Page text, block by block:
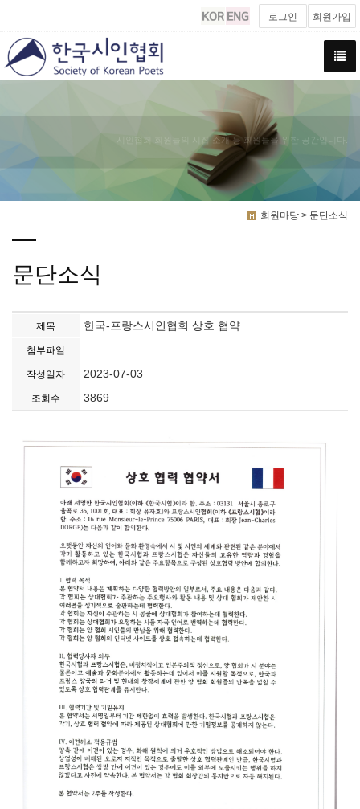
로그인 회원가입
시인협회 회원들의 시집 소개 등 회원들을 위한 공간입니다.
회원마당 > 문단소식
문단소식
제목 한국-프랑스시인협회 상호 협약
첨부파일
작성일자 2023-07-03
조회수 3869